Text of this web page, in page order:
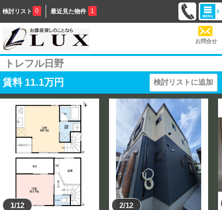
検討リスト 0 最近見た物件 1
お問合せ
トレフル日野
賃料 11.1万円 検討リストに追加
1/12 2/12